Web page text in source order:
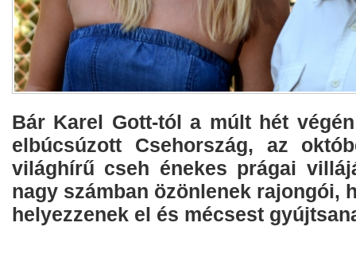
Bár Karel Gott-tól a múlt hét
elbúcsúzott Csehország, az
világhírű cseh énekes prágai
nagy számban özönlenek rajongói,
helyezzenek el és mécsest